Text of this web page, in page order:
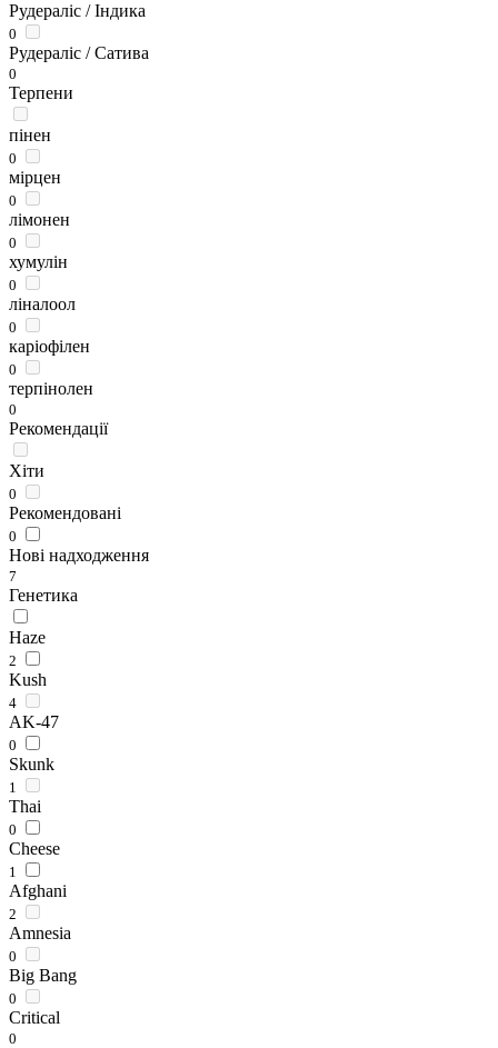
Рудераліс / Індика
0
Рудераліс / Сатива
0
Терпени
пінен
0
мірцен
0
лімонен
0
хумулін
0
ліналоол
0
каріофілен
0
терпінолен
0
Рекомендації
Хіти
0
Рекомендовані
0
Нові надходження
7
Генетика
Haze
2
Kush
4
AK-47
0
Skunk
1
Thai
0
Cheese
1
Afghani
2
Amnesia
0
Big Bang
0
Critical
0